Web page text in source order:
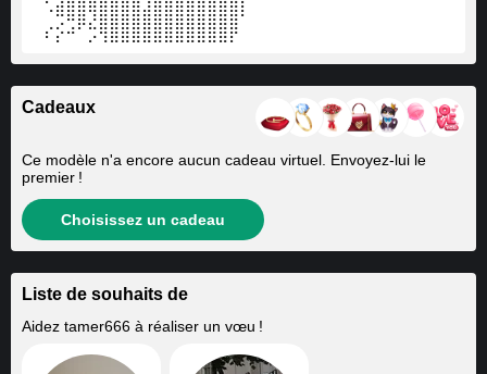
⠀⠈⢛⠿⣿⡹⣿⣿⣿⣿⣿⣿⣿⣿⣿⣿⣿⣿⣿⠃⠀⠀⠀⠀
⠀⠎⡕⠚⠁⡩⢻⣿⣿⣿⣿⣿⣿⣿⣿⣿⣿⣿⡟
Cadeaux
Ce modèle n'a encore aucun cadeau virtuel. Envoyez-lui le
premier !
Choisissez un cadeau
Liste de souhaits de
Aidez tamer666 à réaliser un vœu !